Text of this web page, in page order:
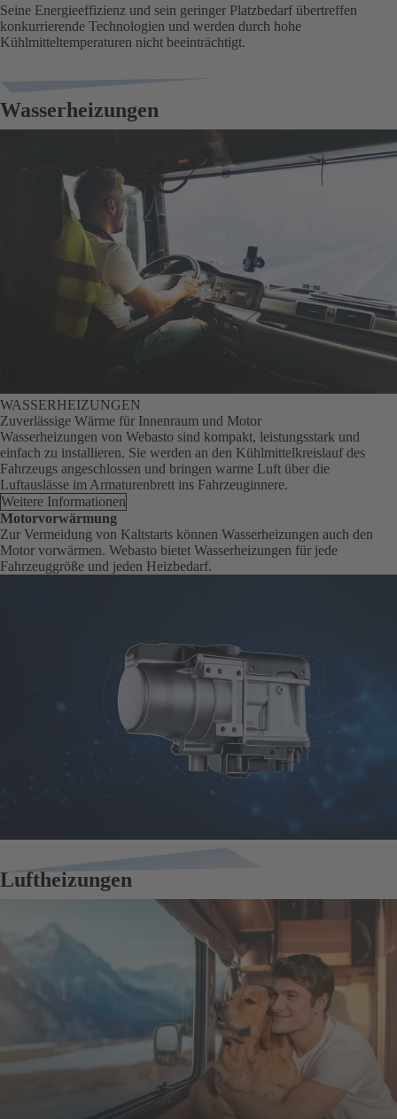
Seine Energieeffizienz und sein geringer Platzbedarf übertreffen
konkurrierende Technologien und werden durch hohe
Kühlmitteltemperaturen nicht beeinträchtigt.
Wasserheizungen
WASSERHEIZUNGEN
Zuverlässige Wärme für Innenraum und Motor
Wasserheizungen von Webasto sind kompakt, leistungsstark und
einfach zu installieren. Sie werden an den Kühlmittelkreislauf des
Fahrzeugs angeschlossen und bringen warme Luft über die
Luftauslässe im Armaturenbrett ins Fahrzeuginnere.
Weitere Informationen
Motorvorwärmung
Zur Vermeidung von Kaltstarts können Wasserheizungen auch den
Motor vorwärmen. Webasto bietet Wasserheizungen für jede
Fahrzeuggröße und jeden Heizbedarf.
Luftheizungen